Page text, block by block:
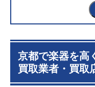
1.8楽器買取リコ
1.9MARUKA楽器
1.10楽器買取専門
京都で楽器を高
買取業者・買取